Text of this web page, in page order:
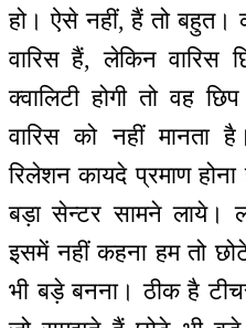
हो। ऐसे नहीं, हैं तो बहुत।
वारिस हैं, लेकिन वारिस
क्वालिटी होगी तो वह
वारिस को नहीं
रिलेशन कायदे प्रमाण होना
बड़ा सेन्टर सामने लाये।
इसमें नहीं कहना हम तो
भी बड़े बनना। ठीक है